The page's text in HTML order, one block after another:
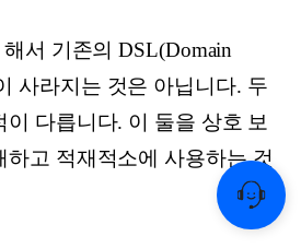
서 기존의 DSL(Domain
사라지는 것은 아닙니다. 두
이 다릅니다. 이 둘을 상호 보
하고 적재적소에 사용하는 것